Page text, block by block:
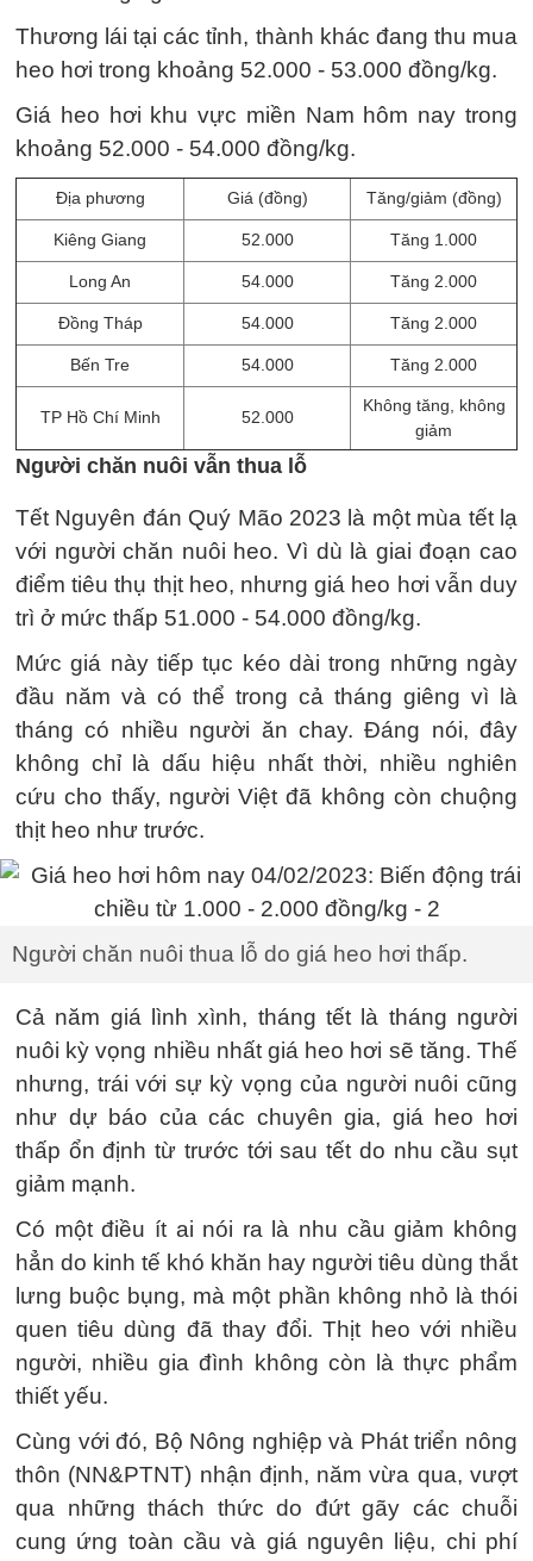
Thương lái tại các tỉnh, thành khác đang thu mua
heo hơi trong khoảng 52.000 - 53.000 đồng/kg.
Giá heo hơi khu vực miền Nam hôm nay trong
khoảng 52.000 - 54.000 đồng/kg.
Địa phương Giá (đồng) Tăng/giảm (đồng)
Kiêng Giang 52.000 Tăng 1.000
Long An 54.000 Tăng 2.000
Đồng Tháp 54.000 Tăng 2.000
Bến Tre 54.000 Tăng 2.000
TP Hồ Chí Minh 52.000
Không tăng, không
giảm
Người chăn nuôi vẫn thua lỗ
Tết Nguyên đán Quý Mão 2023 là một mùa tết lạ
với người chăn nuôi heo. Vì dù là giai đoạn cao
điểm tiêu thụ thịt heo, nhưng giá heo hơi vẫn duy
trì ở mức thấp 51.000 - 54.000 đồng/kg.
Mức giá này tiếp tục kéo dài trong những ngày
đầu năm và có thể trong cả tháng giêng vì là
tháng có nhiều người ăn chay. Đáng nói, đây
không chỉ là dấu hiệu nhất thời, nhiều nghiên
cứu cho thấy, người Việt đã không còn chuộng
thịt heo như trước.
Người chăn nuôi thua lỗ do giá heo hơi thấp.
Cả năm giá lình xình, tháng tết là tháng người
nuôi kỳ vọng nhiều nhất giá heo hơi sẽ tăng. Thế
nhưng, trái với sự kỳ vọng của người nuôi cũng
như dự báo của các chuyên gia, giá heo hơi
thấp ổn định từ trước tới sau tết do nhu cầu sụt
giảm mạnh.
Có một điều ít ai nói ra là nhu cầu giảm không
hẳn do kinh tế khó khăn hay người tiêu dùng thắt
lưng buộc bụng, mà một phần không nhỏ là thói
quen tiêu dùng đã thay đổi. Thịt heo với nhiều
người, nhiều gia đình không còn là thực phẩm
thiết yếu.
Cùng với đó, Bộ Nông nghiệp và Phát triển nông
thôn (NN&PTNT) nhận định, năm vừa qua, vượt
qua những thách thức do đứt gãy các chuỗi
cung ứng toàn cầu và giá nguyên liệu, chi phí